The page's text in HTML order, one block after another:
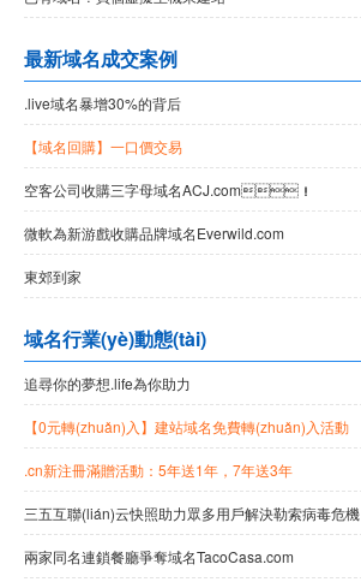
最新域名成交案例
.live域名暴增30%的背后
【域名回購】一口價交易
空客公司收購三字母域名ACJ.com！
微軟為新游戲收購品牌域名Everwild.com
東郊到家
域名行業(yè)動態(tài)
追尋你的夢想.life為你助力
【0元轉(zhuǎn)入】建站域名免費轉(zhuǎn)入活動
.cn新注冊滿贈活動：5年送1年，7年送3年
三五互聯(lián)云快照助力眾多用戶解決勒索病毒危機
兩家同名連鎖餐廳爭奪域名TacoCasa.com